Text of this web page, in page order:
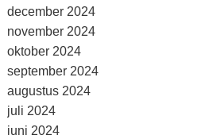
december 2024
november 2024
oktober 2024
september 2024
augustus 2024
juli 2024
juni 2024